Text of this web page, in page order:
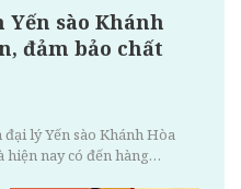
Yến sào Khánh
đảm bảo chất
lý Yến sào Khánh Hòa
hiện nay có đến hàng…